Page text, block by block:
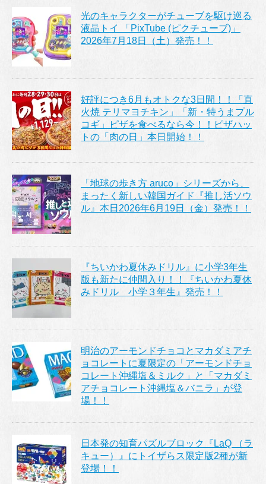
光のキャラクターがチューブを駆け巡る
液晶トイ 「PixTube (ピクチューブ)」
2026年7月18日（土）発売！！
好評につき6月もオトクな3日間！！「直
火焼 テリマヨチキン」「新・特うまプル
コギ」ピザを食べるなら今！！ピザハッ
トの「肉の日」本日開始！！
「地球の歩き方 aruco」シリーズから、
まったく新しい韓国ガイド『推し活ソウ
ル』本日2026年6月19日（金）発売！！
『ちいかわ夏休みドリル』に小学3年生
版も新たに仲間入り！！『ちいかわ夏休
みドリル 小学３年生』発売！！
明治のアーモンドチョコとマカダミアチ
ョコレートに夏限定の「アーモンドチョ
コレート沖縄塩＆ミルク」と「マカダミ
アチョコレート沖縄塩＆バニラ」が登
場！！
日本発の知育パズルブロック『LaQ （ラ
キュー）』にトイザらス限定版2種が新
登場！！